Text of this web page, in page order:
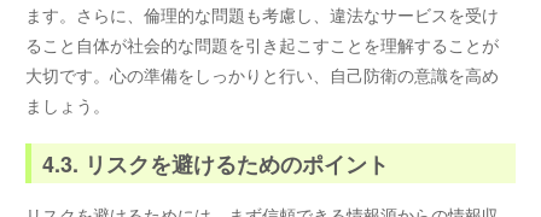
ます。さらに、倫理的な問題も考慮し、違法なサービスを受け
ること自体が社会的な問題を引き起こすことを理解することが
大切です。心の準備をしっかりと行い、自己防衛の意識を高め
ましょう。
4.3. リスクを避けるためのポイント